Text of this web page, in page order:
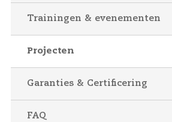
Trainingen & evenementen
Projecten
Garanties & Certificering
FAQ